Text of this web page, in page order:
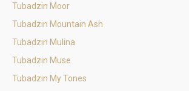
Tubadzin Moor
Tubadzin Mountain Ash
Tubadzin Mulina
Tubadzin Muse
Tubadzin My Tones